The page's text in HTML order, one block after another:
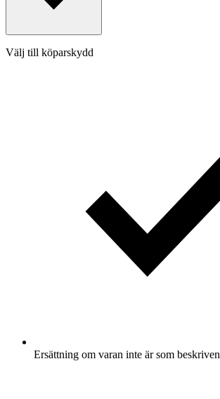
Välj till köparskydd
Ersättning om varan inte är som beskriven